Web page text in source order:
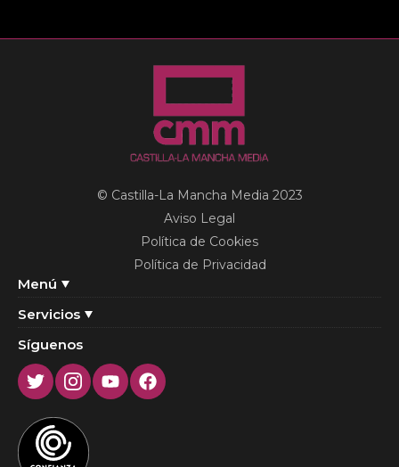
Menú
Servicios
© Castilla-La Mancha Media 2023
Aviso Legal
Política de Cookies
Política de Privacidad
Síguenos
TwitterInstagram
YoutubeFacebook